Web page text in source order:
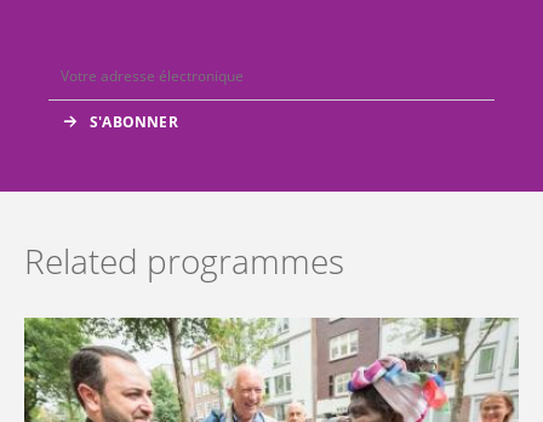
Related programmes